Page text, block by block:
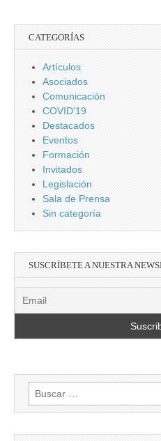
CATEGORÍAS
Artículos
Asociados
Comunicación
COVID'19
Destacados
Eventos
Formación
Invitados
Legislación
Sala de Prensa
Sin categoría
SUSCRÍBETE A NUESTRA
Buscar: